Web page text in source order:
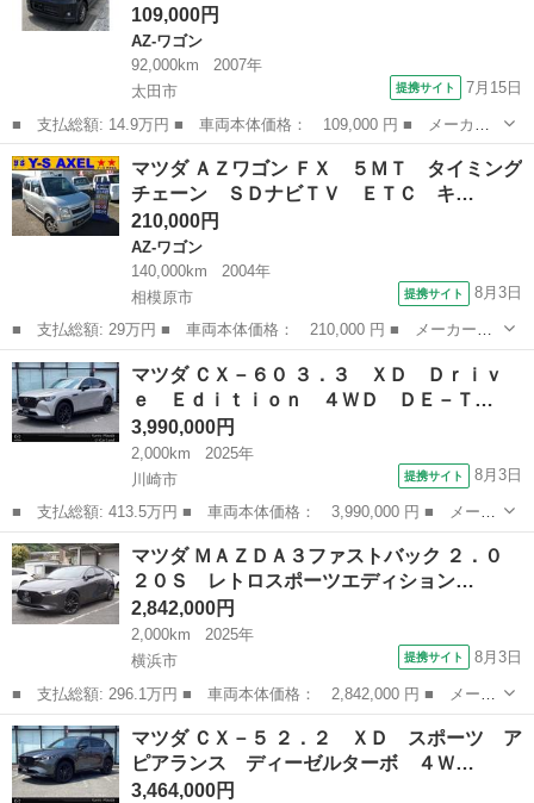
109,000円
AZ-ワゴン
92,000km
2007年
太田市
提携サイト 7月15日
■ 支払総額: 14.9万円 ■ 車両本体価格： 109,000 円 ■ メーカー
名： マツダ ■ 車種名： ＡＺワゴン ■ グレード名： カスタム
スタイルＸ ■ 排気量： 660cc ■ ドア枚数： 5D ■ ミッション...
群馬 太田市 AZ-ワゴン
マツダ ＡＺワゴン ＦＸ ５ＭＴ タイミング
チェーン ＳＤナビＴＶ ＥＴＣ キ…
210,000円
AZ-ワゴン
140,000km
2004年
相模原市
提携サイト 8月3日
■ 支払総額: 29万円 ■ 車両本体価格： 210,000 円 ■ メーカー
名： マツダ ■ 車種名： ＡＺワゴン ■ グレード名： ＦＸ ５
ＭＴ タイミングチェーン ＳＤナビＴＶ ＥＴＣ キーレス アル
ミ ■ 排気量：...
神奈川 相模原市 AZ-ワゴン
マツダ ＣＸ－６０ ３．３ ＸＤ Ｄｒｉｖ
ｅ Ｅｄｉｔｉｏｎ ４ＷＤ ＤＥ－Ｔ…
3,990,000円
2,000km
2025年
川崎市
提携サイト 8月3日
■ 支払総額: 413.5万円 ■ 車両本体価格： 3,990,000 円 ■ メーカ
ー名： マツダ ■ 車種名： ＣＸ－６０ ■ グレード名： ３．
３ ＸＤ Ｄｒｉｖｅ Ｅｄｉｔｉｏｎ ４ＷＤ ＤＥ－Ｔ ８Ａ
Ｔ 黒革シー...
神奈川 川崎市 マツダ
マツダ ＭＡＺＤＡ３ファストバック ２．０
２０Ｓ レトロスポーツエディション…
2,842,000円
2,000km
2025年
横浜市
提携サイト 8月3日
■ 支払総額: 296.1万円 ■ 車両本体価格： 2,842,000 円 ■ メーカ
ー名： マツダ ■ 車種名： ＭＡＺＤＡ３ファストバック ■ グレ
ード名： ２．０ ２０Ｓ レトロスポーツエディション 当社試乗
車 ワン...
神奈川 横浜市 マツダ
マツダ ＣＸ－５ ２．２ ＸＤ スポーツ ア
ピアランス ディーゼルターボ ４Ｗ…
3,464,000円